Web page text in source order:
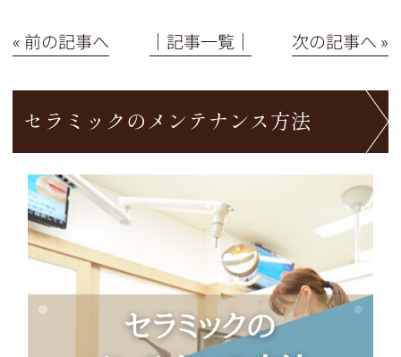
« 前の記事へ │記事一覧│ 次の記事へ »
セラミックのメンテナンス方法